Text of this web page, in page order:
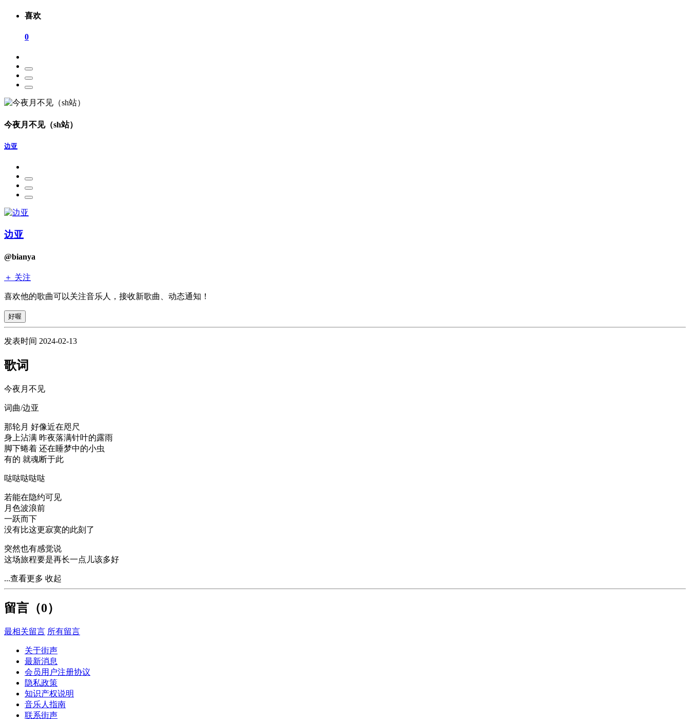
喜欢
0
今夜月不见（sh站）
边亚
边亚
@bianya
＋ 关注
喜欢他的歌曲可以关注音乐人，接收新歌曲、动态通知！
好喔
发表时间 2024-02-13
歌词
今夜月不见
词曲/边亚
那轮月 好像近在咫尺
身上沾满 昨夜落满针叶的露雨
脚下蜷着 还在睡梦中的小虫
有的 就魂断于此
哒哒哒哒哒
若能在隐约可见
月色波浪前
一跃而下
没有比这更寂寞的此刻了
突然也有感觉说
这场旅程要是再长一点儿该多好
...查看更多 收起
留言（0）
最相关留言 所有留言
关于街声
最新消息
会员用户注册协议
隐私政策
知识产权说明
音乐人指南
联系街声